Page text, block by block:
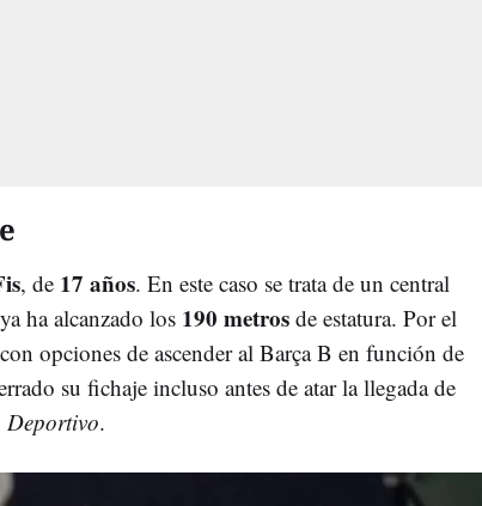
, de 17 años. En este caso se trata de un central
ha alcanzado los 190 metros de estatura. Por el
opciones de ascender al Barça B en función de
su fichaje incluso antes de atar la llegada de
Deportivo.